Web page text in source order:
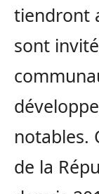
tiendront
sont
notables.
de la